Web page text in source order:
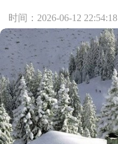
时间：2026-06-12 22:54:18